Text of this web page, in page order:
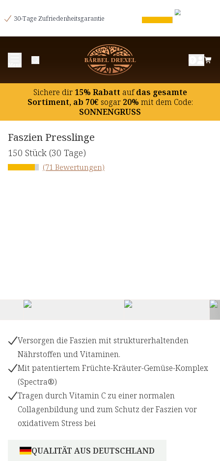
30-Tage Zufriedenheitsgarantie
Sichere dir15% Rabatt aufdas gesamte
Sortiment, ab 70€ sogar20% mit dem Code:
SONNENGRUSS
Faszien Presslinge
150 Stück (30 Tage)
(71 Bewertungen)
Versorgen die Faszien mit strukturerhaltenden
Nährstoffen und Vitaminen.
Mit patentiertem Früchte-Kräuter-Gemüse-Komplex
(Spectra®)
Tragen durch Vitamin C zu einer normalen
Collagenbildung und zum Schutz der Faszien vor
oxidativem Stress bei
QUALITÄT AUS DEUTSCHLAND